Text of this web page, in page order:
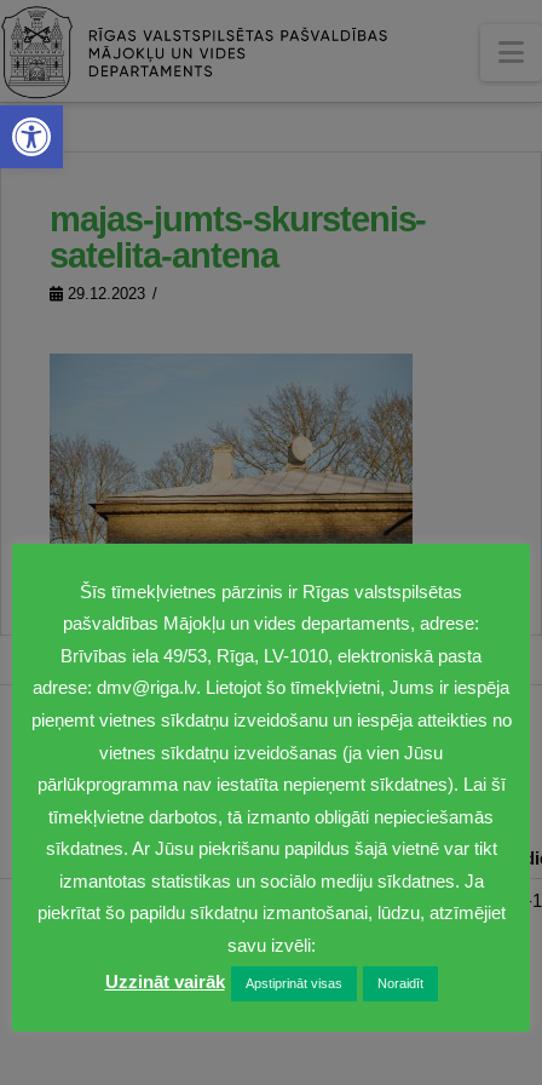
Open toolbar
majas-jumts-skurstenis-
satelita-antena
29.12.2023
1201
dmv@riga.lv
Pirmdiena Otrdiena Trešdiena Ceturtdiena
08:00-
Šīs tīmekļvietnes pārzinis ir Rīgas valstspilsētas
pašvaldības Mājokļu un vides departaments, adrese:
Brīvības iela 49/53, Rīga, LV-1010, elektroniskā pasta
adrese: dmv@riga.lv. Lietojot šo tīmekļvietni, Jums ir iespēja
pieņemt vietnes sīkdatņu izveidošanu un iespēja atteikties no
vietnes sīkdatņu izveidošanas (ja vien Jūsu
pārlūkprogramma nav iestatīta nepieņemt sīkdatnes). Lai šī
tīmekļvietne darbotos, tā izmanto obligāti nepieciešamās
sīkdatnes. Ar Jūsu piekrišanu papildus šajā vietnē var tikt
izmantotas statistikas un sociālo mediju sīkdatnes. Ja
piekrītat šo papildu sīkdatņu izmantošanai, lūdzu, atzīmējiet
savu izvēli:
Uzzināt vairāk
Apstiprināt visas Noraidīt